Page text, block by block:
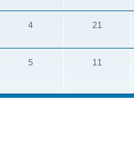
4 21
5 11